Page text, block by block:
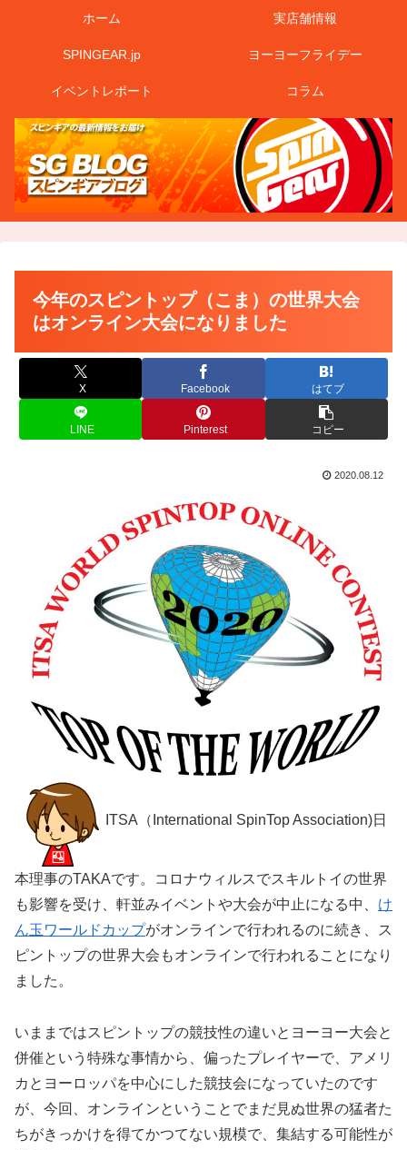
ホーム 実店舗情報
SPINGEAR.jp ヨーヨーフライデー
イベントレポート コラム
今年のスピントップ（こま）の世界大会
はオンライン大会になりました
X Facebook はてブ
LINE Pinterest コピー
2020.08.12
ITSA（International SpinTop Association)日
本理事のTAKAです。コロナウィルスでスキルトイの世界
も影響を受け、軒並みイベントや大会が中止になる中、 け
ん玉ワールドカップがオンラインで行われるのに続き、ス
ピントップの世界大会もオンラインで行われることになり
ました。
いままではスピントップの競技性の違いとヨーヨー大会と
併催という特殊な事情から、偏ったプレイヤーで、アメリ
カとヨーロッパを中心にした競技会になっていたのです
が、今回、オンラインということでまだ見ぬ世界の猛者た
ちがきっかけを得てかつてない規模で、集結する可能性が